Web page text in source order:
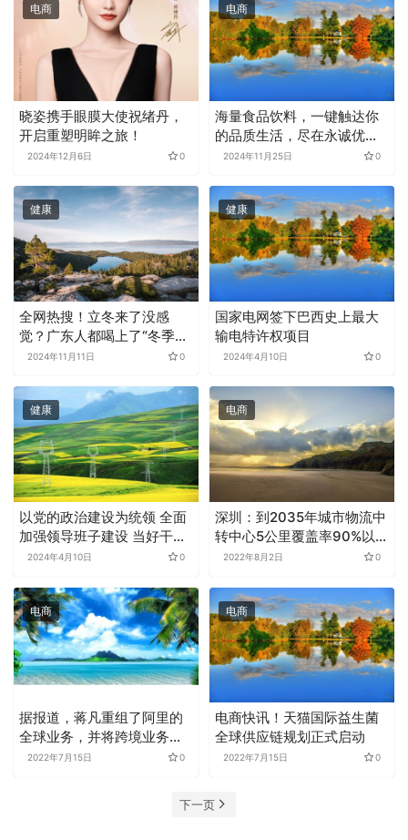
电商
晓姿携手眼膜大使祝绪丹，
开启重塑明眸之旅！
2024年12月6日 0
电商
海量食品饮料，一键触达你
的品质生活，尽在永诚优品
小程序
2024年11月25日 0
健康
全网热搜！立冬来了没感
觉？广东人都喝上了“冬季的
第一口鸡汤”！
2024年11月11日 0
健康
国家电网签下巴西史上最大
输电特许权项目
2024年4月10日 0
健康
以党的政治建设为统领 全面
加强领导班子建设 当好干事
创业的“五个表率”
2024年4月10日 0
电商
深圳：到2035年城市物流中
转中心5公里覆盖率90%以
上，深圳配送时间90分钟
2022年8月2日 0
电商
据报道，蒋凡重组了阿里的
全球业务，并将跨境业务团
队统一到全球速卖通
2022年7月15日 0
电商
电商快讯！天猫国际益生菌
全球供应链规划正式启动
2022年7月15日 0
下一页